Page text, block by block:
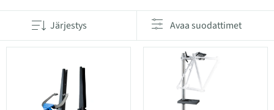
Järjestys Avaa suodattimet